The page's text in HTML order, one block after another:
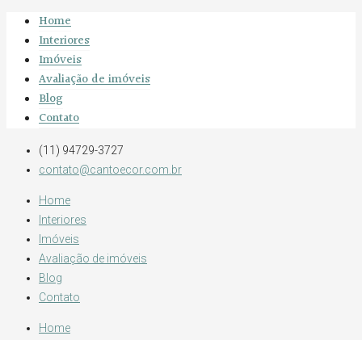
Home
Interiores
Imóveis
Avaliação de imóveis
Blog
Contato
(11) 94729-3727
contato@cantoecor.com.br
Home
Interiores
Imóveis
Avaliação de imóveis
Blog
Contato
Home